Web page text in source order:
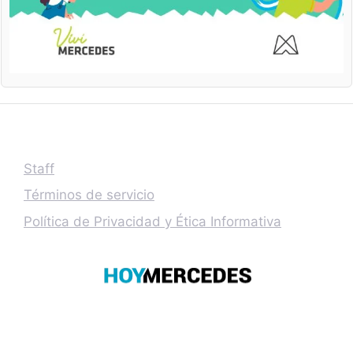
Staff
Términos de servicio
Política de Privacidad y Ética Informativa